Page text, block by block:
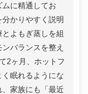
に精通してお
かりやすく説明
よもぎ蒸しを組
バランスを整え
2ヶ月、ホットフ
眠れるようにな
家族にも「最近